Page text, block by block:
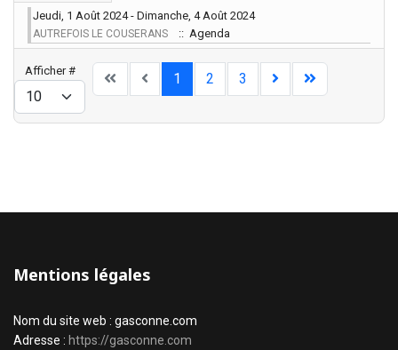
Jeudi, 1 Août 2024 - Dimanche, 4 Août 2024
AUTREFOIS LE COUSERANS :: Agenda
Limite de la pagination
Afficher # 1 2 3
Mentions légales
Nom du site web : gasconne.com
Adresse : https://gasconne.com